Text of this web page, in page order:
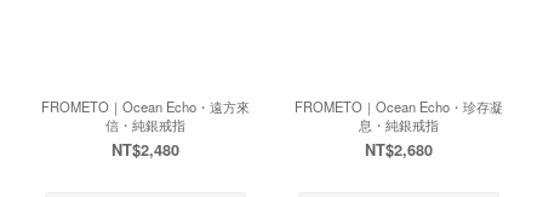
FROMETO｜Ocean Echo・遠方來
信・純銀戒指
NT$2,480
FROMETO｜Ocean Echo・珍存凝
息・純銀戒指
NT$2,680